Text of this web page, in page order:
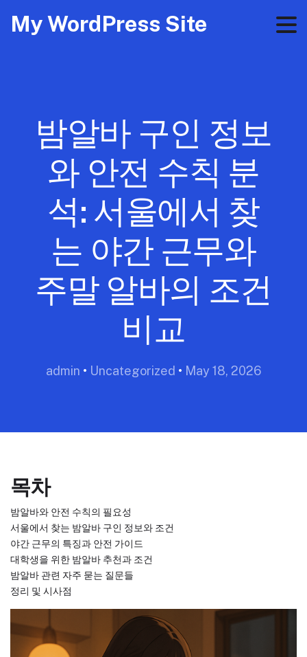
My WordPress Site
밤알바 구인 정보
와 안전 수칙 분
석: 서울에서 찾
는 야간 근무와
주말 알바의 조건
비교
admin • Uncategorized • May 18, 2026
목차
밤알바와 안전 수칙의 필요성
서울에서 찾는 밤알바 구인 정보와 조건
야간 근무의 특징과 안전 가이드
대학생을 위한 밤알바 추천과 조건
밤알바 관련 자주 묻는 질문들
정리 및 시사점